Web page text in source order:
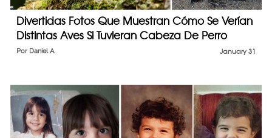
Divertidas Fotos Que Muestran Cómo Se Verían
Distintas Aves Si Tuvieran Cabeza De Perro
January 31
Por Daniel A.